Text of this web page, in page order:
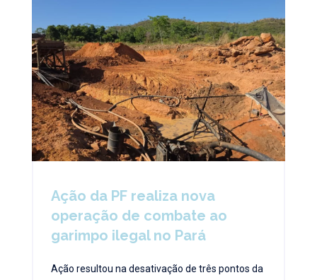
Ação da PF realiza nova
operação de combate ao
garimpo ilegal no Pará
Ação resultou na desativação de três pontos da